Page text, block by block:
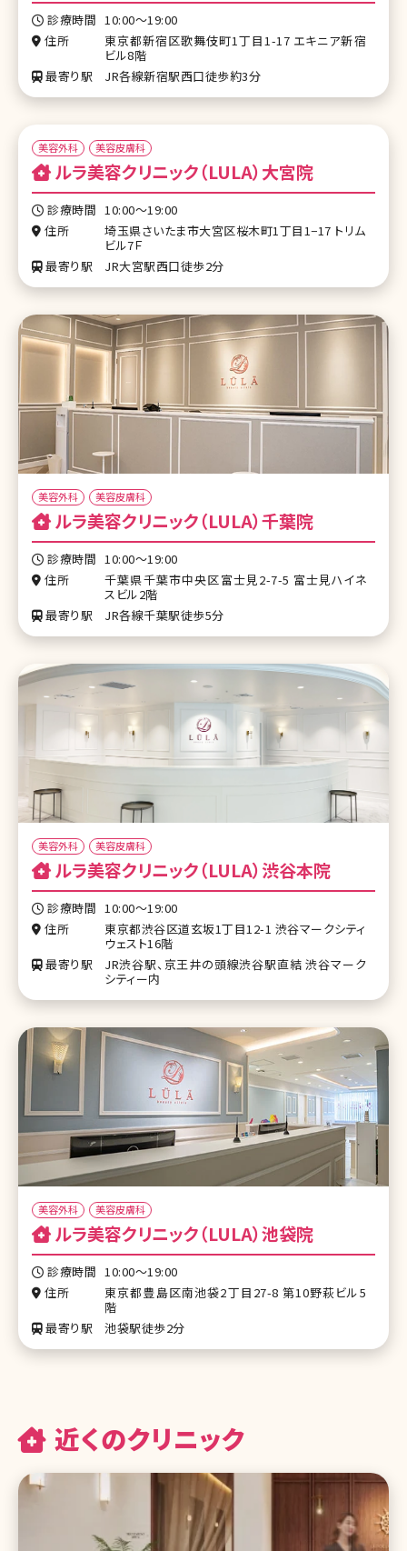
診療時間 10:00〜19:00
住所
東京都新宿区歌舞伎町1丁目1-17 エキニア新宿
ビル8階
最寄り駅
JR各線新宿駅西口徒歩約3分
美容外科 美容皮膚科
ルラ美容クリニック（LULA）大宮院
診療時間 10:00〜19:00
住所
埼玉県さいたま市大宮区桜木町1丁目1−17 トリム
ビル7Ｆ
最寄り駅
JR大宮駅西口徒歩2分
美容外科 美容皮膚科
ルラ美容クリニック（LULA）千葉院
診療時間 10:00〜19:00
住所
千葉県千葉市中央区富士見2-7-5 富士見ハイネ
スビル2階
最寄り駅
JR各線千葉駅徒歩5分
美容外科 美容皮膚科
ルラ美容クリニック（LULA）渋谷本院
診療時間 10:00〜19:00
住所
東京都渋谷区道玄坂1丁目12-1 渋谷マークシティ
ウェスト16階
最寄り駅
JR渋谷駅、京王井の頭線渋谷駅直結 渋谷マーク
シティー内
美容外科 美容皮膚科
ルラ美容クリニック（LULA）池袋院
診療時間 10:00〜19:00
住所
東京都豊島区南池袋2丁目27-8 第10野萩ビル5
階
最寄り駅
池袋駅徒歩2分
近くのクリニック